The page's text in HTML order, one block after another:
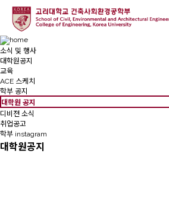
소식 및 행사
대학원공지
교육
ACE 스케치
학부 공지
대학원 공지
디비젼 소식
취업공고
학부 instagram
대학원공지